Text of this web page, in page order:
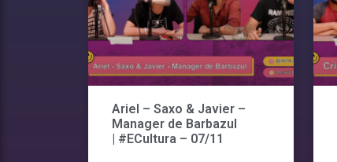
Ariel – Saxo & Javier –
Manager de Barbazul
| #ECultura – 07/11